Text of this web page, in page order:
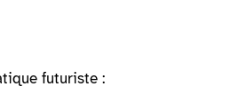
futuriste :